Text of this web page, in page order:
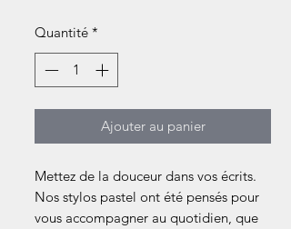
Quantité *
Ajouter au panier
Mettez de la douceur dans vos écrits.
Nos stylos pastel ont été pensés pour
vous accompagner au quotidien, que